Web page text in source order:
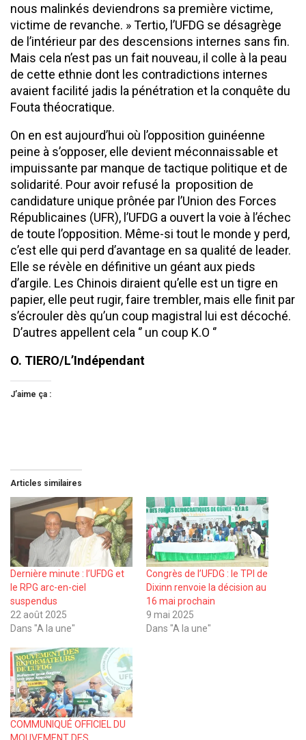
nous malinkés deviendrons sa première victime,
victime de revanche. » Tertio, l’UFDG se désagrège
de l’intérieur par des descensions internes sans fin.
Mais cela n’est pas un fait nouveau, il colle à la peau
de cette ethnie dont les contradictions internes
avaient facilité jadis la pénétration et la conquête du
Fouta théocratique.
On en est aujourd’hui où l’opposition guinéenne
peine à s’opposer, elle devient méconnaissable et
impuissante par manque de tactique politique et de
solidarité. Pour avoir refusé la proposition de
candidature unique prônée par l’Union des Forces
Républicaines (UFR), l’UFDG a ouvert la voie à l’échec
de toute l’opposition. Même-si tout le monde y perd,
c’est elle qui perd d’avantage en sa qualité de leader.
Elle se révèle en définitive un géant aux pieds
d’argile. Les Chinois diraient qu’elle est un tigre en
papier, elle peut rugir, faire trembler, mais elle finit par
s’écrouler dès qu’un coup magistral lui est décoché.
D’autres appellent cela ‘’ un coup K.O ‘’
O. TIERO/L’Indépendant
J’aime ça :
Articles similaires
Dernière minute : l’UFDG et
le RPG arc-en-ciel
suspendus
22 août 2025
Dans "A la une"
Congrès de l’UFDG : le TPI de
Dixinn renvoie la décision au
16 mai prochain
9 mai 2025
Dans "A la une"
COMMUNIQUÉ OFFICIEL DU